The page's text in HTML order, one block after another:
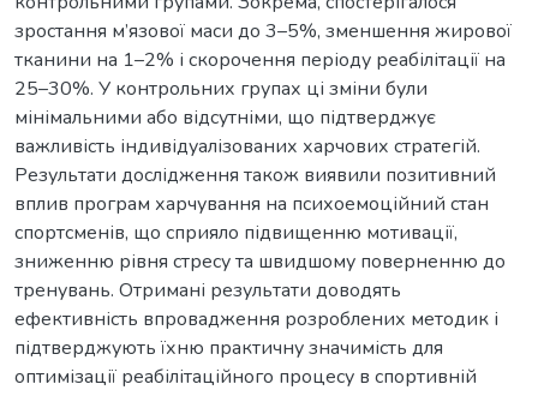
зростання м’язової маси до 3–5%, зменшення жирової
тканини на 1–2% і скорочення періоду реабілітації на
25–30%. У контрольних групах ці зміни були
мінімальними або відсутніми, що підтверджує
важливість індивідуалізованих харчових стратегій.
Результати дослідження також виявили позитивний
вплив програм харчування на психоемоційний стан
спортсменів, що сприяло підвищенню мотивації,
зниженню рівня стресу та швидшому поверненню до
тренувань. Отримані результати доводять
ефективність впровадження розроблених методик і
підтверджують їхню практичну значимість для
оптимізації реабілітаційного процесу в спортивній